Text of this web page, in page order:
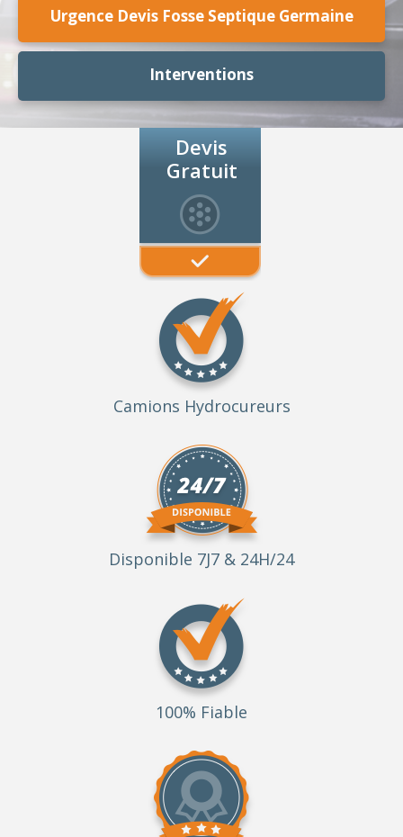
Urgence Devis Fosse Septique Germaine
Interventions
Devis
Gratuit
Camions Hydrocureurs
Disponible 7J7 & 24H/24
100% Fiable